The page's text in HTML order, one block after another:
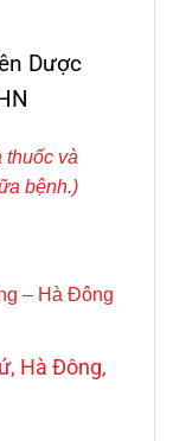
Dược
thuốc và
bệnh.)
– Hà Đông
Hà Đông,